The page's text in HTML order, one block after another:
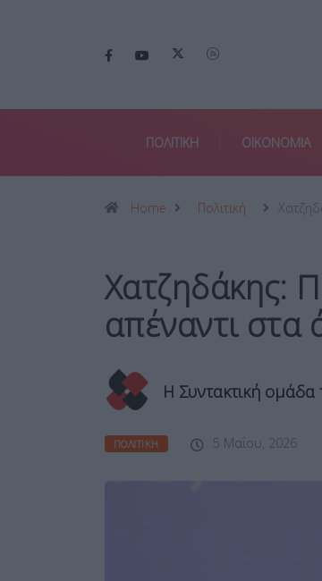
ΠΟΛΙΤΙΚΗ ΟΙΚΟΝΟΜΙΑ
Home Πολιτική
Χατζηδάκης:
απέναντι στα
Η Συντακτική ομάδα
ΠΟΛΙΤΙΚΉ 5 Μαΐου, 2026